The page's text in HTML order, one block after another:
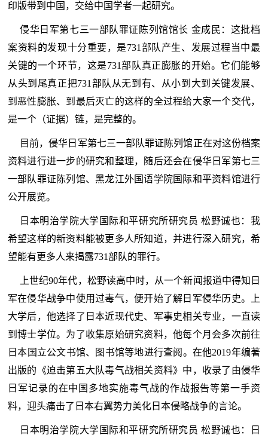
印版带到中国，交给中国学者一起研究。
侵华日军第七三一部队罪证陈列馆馆长 金成民：这批档
案资料的发现十分重要，是731部队产生、发展过程当中最
关键的一个环节，这是731部队真正膨胀的开始。它们能够
从头到尾真正把731部队从无到有、从小到大到关键发展、
到恶性膨胀、到最后灭亡的这样的全过程给大家一个交代，
是一个（证据）链，是完整的。
目前，侵华日军第七三一部队罪证陈列馆正在对这份档案
资料进行进一步的研究和整理，随后还会在侵华日军第七三
一部队罪证陈列馆、黑龙江外国语学院国际和平资料馆进行
公开展览。
日本明治学院大学国际和平研究所研究员 松野诚也：我
希望这样的新资料能被更多人所知道，并进行深入研究，希
望能有更多人来揭露731部队的罪行。
上世纪90年代，松野读高中时，从一个新闻报道中得知日
军在侵华战争中使用过毒气，便开始了解日军侵华历史。上
大学后，他选择了日本近现代史、军事史相关专业，一直读
到博士学位。为了收集原始研究资料，他每个月会多次前往
日本国立公文书馆、图书馆等地进行查阅。在他2019年编著
出版的《迫击第五大队毒气战相关资料》中，收录了由侵华
日军记录的在中国多地实施毒气战的作战报告等第一手资
料，迎头痛击了日本右翼势力美化日本侵略战争的言论。
日本明治学院大学国际和平研究所研究员 松野诚也：日